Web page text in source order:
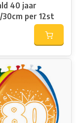
40 jaar
30cm per 12st